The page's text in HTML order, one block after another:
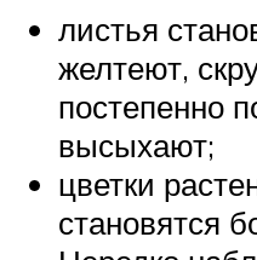
листья
желтеют,
постепенно
высыхают;
цветки
становятся